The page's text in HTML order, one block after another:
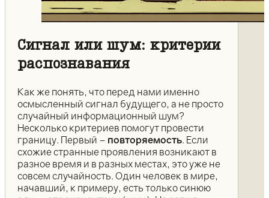
Сигнал или шум: критерии
распознавания
Как же понять, что перед нами именно
осмысленный сигнал будущего, а не просто
случайный информационный шум?
Несколько критериев помогут провести
границу. Первый – повторяемость. Если
схожие странные проявления возникают в
разное время и в разных местах, это уже не
совсем случайность. Один человек в мире,
начавший, к примеру, есть только синюю